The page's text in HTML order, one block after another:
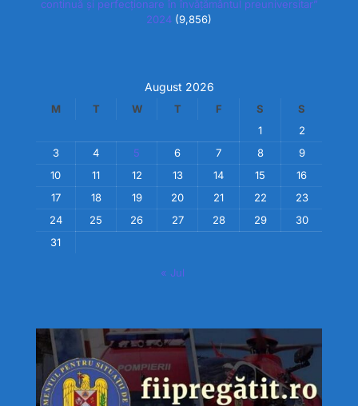
continuă și perfecționare în învățământul preuniversitar”
2024 (9,856)
August 2026
M T W T F S
S
1
2
3
4 5 6 7 8
9
10
11 12 13 14 15
16
17
18 19 20 21 22
23
24
25 26 27 28 29
30
31
« Jul